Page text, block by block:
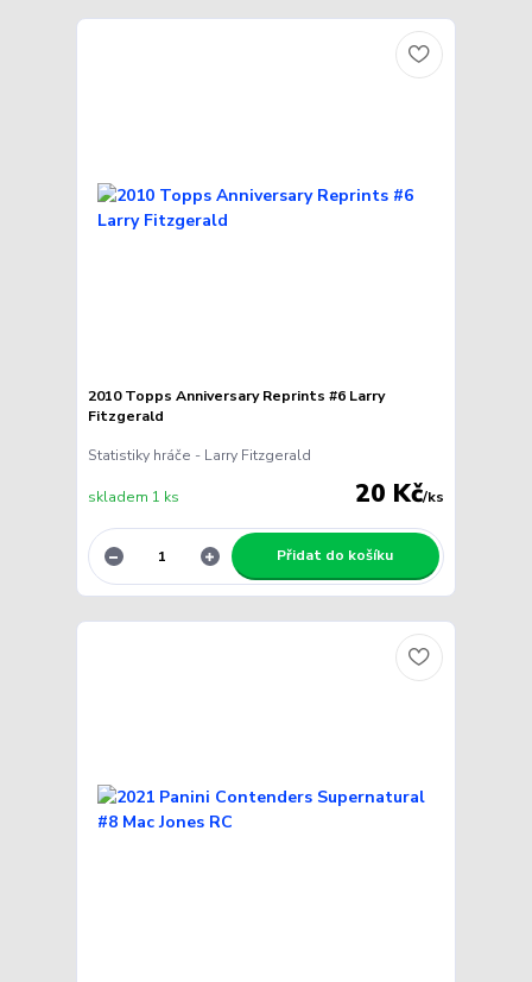
2010 Topps Anniversary Reprints #6 Larry
Fitzgerald
Statistiky hráče - Larry Fitzgerald
20 Kč/ks
skladem 1 ks
Přidat do košíku